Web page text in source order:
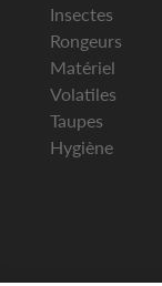
Insectes
Rongeurs
Matériel
Volatiles
Taupes
Hygiène